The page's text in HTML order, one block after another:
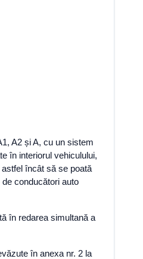
A2 și A, cu un sistem
în interiorul vehiculului,
încât să se poată
conducători auto
în redarea simultană a
în anexa nr. 2 la